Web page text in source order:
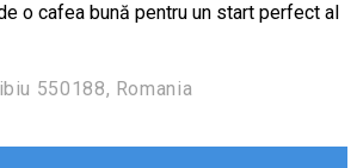
o cafea bună pentru un start perfect al
550188, Romania